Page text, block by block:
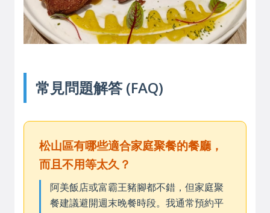
常見問題解答 (FAQ)
松山區有哪些適合家庭聚餐的餐廳，
而且不用等太久？
阿美飯店或富霸王豬腳都不錯，但家庭聚
餐建議避開週末晚餐時段。我通常預約平